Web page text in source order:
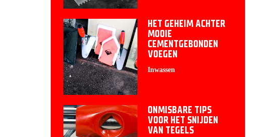
HET GEHEIM ACHTER
MOOIE
CEMENTGEBONDEN
VOEGEN
Inwassen
ONMISBARE TIPS
VOOR HET SNIJDEN
VAN TEGELS